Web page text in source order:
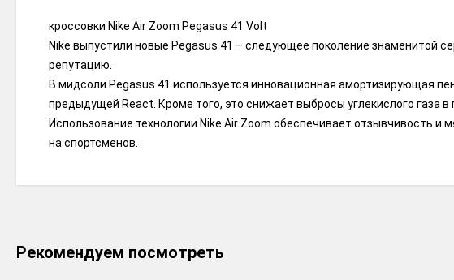
кроссовки Nike Air Zoom Pegasus 41 Volt
Nike выпустили новые Pegasus 41 – следующее поколение знаменитой
репутацию.
В мидсоли Pegasus 41 используется инновационная амортизирующая
предыдущей React. Кроме того, это снижает выбросы углекислого газа
Использование технологии Nike Air Zoom обеспечивает отзывчивость
на спортсменов.
Рекомендуем посмотреть